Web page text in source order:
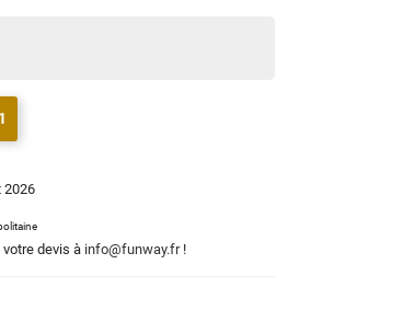
2026
devis à info@funway.fr!